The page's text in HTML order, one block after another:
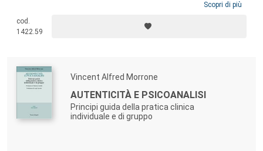
Scopri di più
cod.
1422.59
Vincent Alfred Morrone
AUTENTICITÀ E PSICOANALISI
Principi guida della pratica clinica
individuale e di gruppo